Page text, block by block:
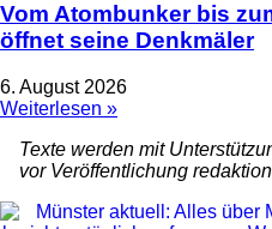
Vom Atombunker bis
öffnet seine Denkmäler
6. August 2026
Weiterlesen »
Texte werden mit
vor Veröffentlichung